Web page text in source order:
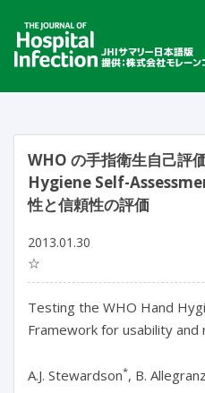
WHO の手指衛生自己評
Hygiene Self-
性と信頼性の評価
2013.01.30
☆
Testing the WHO Hand
Framework for usability and
A.J. Stewardson*, B.